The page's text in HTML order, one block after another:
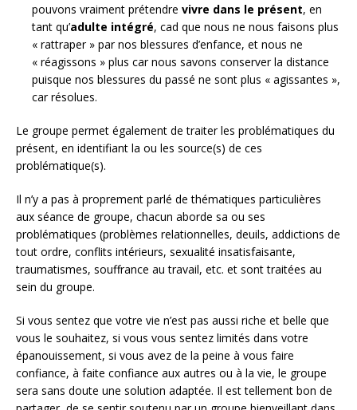
pouvons vraiment prétendre vivre dans le présent, en
tant qu’adulte intégré, cad que nous ne nous faisons plus
« rattraper » par nos blessures d’enfance, et nous ne
« réagissons » plus car nous savons conserver la distance
puisque nos blessures du passé ne sont plus « agissantes »,
car résolues.
Le groupe permet également de traiter les problématiques du
présent, en identifiant la ou les source(s) de ces
problématique(s).
Il n’y a pas à proprement parlé de thématiques particulières
aux séance de groupe, chacun aborde sa ou ses
problématiques (problèmes relationnelles, deuils, addictions de
tout ordre, conflits intérieurs, sexualité insatisfaisante,
traumatismes, souffrance au travail, etc. et sont traitées au
sein du groupe.
Si vous sentez que votre vie n’est pas aussi riche et belle que
vous le souhaitez, si vous vous sentez limités dans votre
épanouissement, si vous avez de la peine à vous faire
confiance, à faite confiance aux autres ou à la vie, le groupe
sera sans doute une solution adaptée. Il est tellement bon de